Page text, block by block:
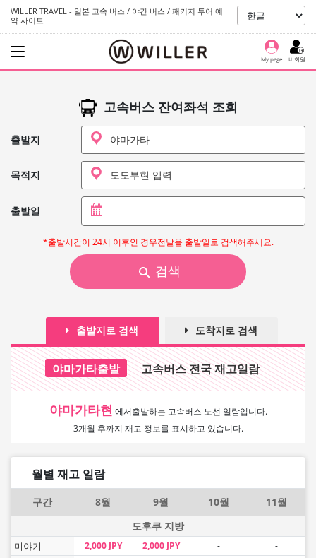
WILLER TRAVEL - 일본 고속 버스 / 야간 버스 / 패키지 투어 예
약 사이트
My page 비회원
고속버스 잔여좌석 조회
출발지
목적지
출발일
*출발시간이 24시 이후인 경우전날을 출발일로 검색해주세요.
검색
출발지로 검색 도착지로 검색
야마가타출발 고속버스 전국 재고일람
야마가타현 에서출발하는 고속버스 노선 일람입니다.
3개월 후까지 재고 정보를 표시하고 있습니다.
월별 재고 일람
구간 8월 9월 10월
11월
도후쿠 지방
미야기 2,000 JPY 2,000 JPY - -